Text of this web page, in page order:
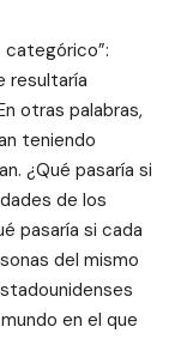
categórico”:
resultaría
otras palabras,
teniendo
¿Qué pasaría si
de los
pasaría si cada
del mismo
en el que